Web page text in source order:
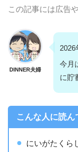
この記事には広告
DINNER夫婦
今月
に貯
こんな人に読ん
にいがたくら